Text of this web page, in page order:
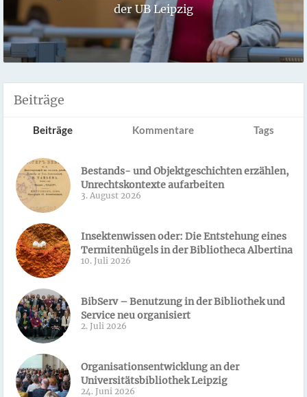
der UB Leipzig
Beiträge
Beiträge Kommentare Tags
Bestands- und Objektgeschichten erzählen,
Unrechtskontexte aufarbeiten
3. August 2026
Insektenwissen oder: Die Entstehung eines
Termitenhügels in der Bibliotheca Albertina
10. Juli 2026
BibServ – Benutzung in der Bibliothek und
Service neu organisiert
2. Juli 2026
Organisationsentwicklung an der
Universitätsbibliothek Leipzig
24. Juni 2026